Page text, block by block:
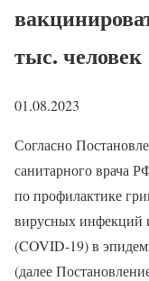
тыс. человек
01.08.2023
Согласно
санитарного врача
по профилактике
вирусных инфекций
(COVID-19) в
(далее